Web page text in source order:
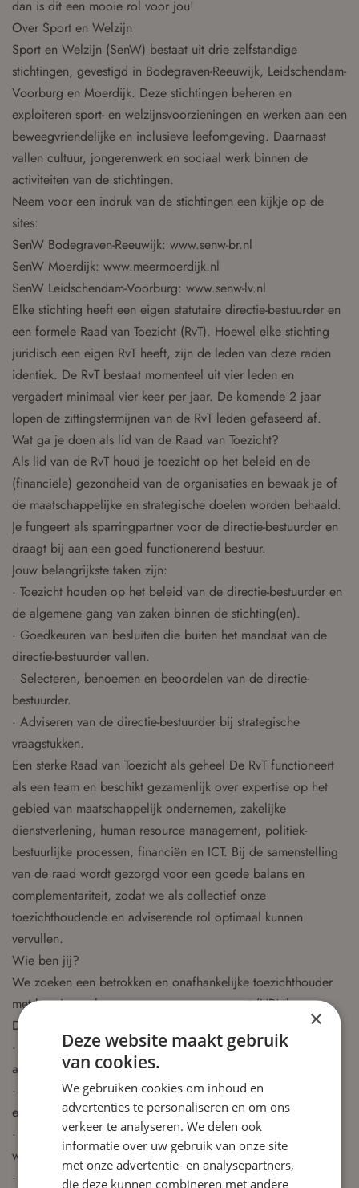
dan is dit een mooie rol voor jou!
Over Sport en Welzijn
Sport en Welzijn (SenW) bestaat uit drie zelfstandige
stichtingen, gevestigd in Bodegraven-Reeuwijk, Leidschendam-
Voorburg en Moerdijk. Deze stichtingen beheren en
exploiteren sport- en welzijnsvoorzieningen en werken aan een
beweegvriendelijke en inclusieve leefomgeving. Daarnaast
vallen cultuur, jongerenwerk en sociaal werk binnen de
activiteiten van de stichtingen.
Neem voor een indruk van de stichtingen een kijkje op de
sites:
SenW Bodegraven-Reeuwijk: www.senw-br.nl
SenW Moerdijk: www.meermoerdijk.nl
SenW Leidschendam-Voorburg: www.senw-lv.nl
Elke stichting heeft een eigen statutaire directie-bestuurder en
een formele Raad van Toezicht (RvT). Hoewel elke stichting
juridisch een eigen RvT heeft, zijn de leden van deze raden
identiek. De RvT bestaat momenteel uit vier leden en
vergadert minimaal vier keer per jaar. De komende 2 jaar
lopen de zittingstermijnen van de RvT leden gefaseerd af.
Wat ga je doen als lid van de Raad van Toezicht?
Als lid van de RvT houd je toezicht op het beleid en de
(financiële) gezondheid van de organisaties en bewaak je of
de maatschappelijke en strategische doelen worden behaald.
Je fungeert als sparringpartner voor de directie-bestuurder en
draagt bij aan een goed functionerend bestuur.
Jouw belangrijkste taken zijn:
· Toezicht houden op het beleid van de directie-bestuurder en
de algemene gang van zaken binnen de stichting(en).
· Goedkeuren van besluiten die buiten het mandaat van de
directie-bestuurder vallen.
· Selecteren, benoemen en beoordelen van de directie-
bestuurder.
· Adviseren van de directie-bestuurder bij strategische
vraagstukken.
Een sterke Raad van Toezicht als geheel De RvT functioneert
als een team en beschikt gezamenlijk over expertise op het
gebied van maatschappelijk ondernemen, zakelijke
dienstverlening, human resource management, politiek-
bestuurlijke processen, financiën en ICT. Bij de samenstelling
van de raad wordt gezorgd voor een goede balans en
complementariteit, zodat we als collectief onze
toezichthoudende en adviserende rol optimaal kunnen
vervullen.
Wie ben jij?
We zoeken een betrokken en onafhankelijke toezichthouder
met kennis van human resource management (HRM).
Daarnaast herken jij jezelf in het volgende:
· Je hebt affiniteit met sport, welzijn en maatschappelijke
accommodaties.
· Je hebt een brede blik op maatschappelijke ontwikkelingen
en bestuurlijke processen.
· Je begrijpt hoe politieke en bestuurlijke besluitvorming
werkt.
· Je hebt minimaal hbo-denk- en werkniveau
×
Deze website maakt gebruik
van cookies.
We gebruiken cookies om inhoud en
advertenties te personaliseren en om ons
verkeer te analyseren. We delen ook
informatie over uw gebruik van onze site
met onze advertentie- en analysepartners,
die deze kunnen combineren met andere